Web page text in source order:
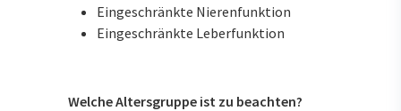
Eingeschränkte Nierenfunktion
Eingeschränkte Leberfunktion
Welche Altersgruppe ist zu beachten?